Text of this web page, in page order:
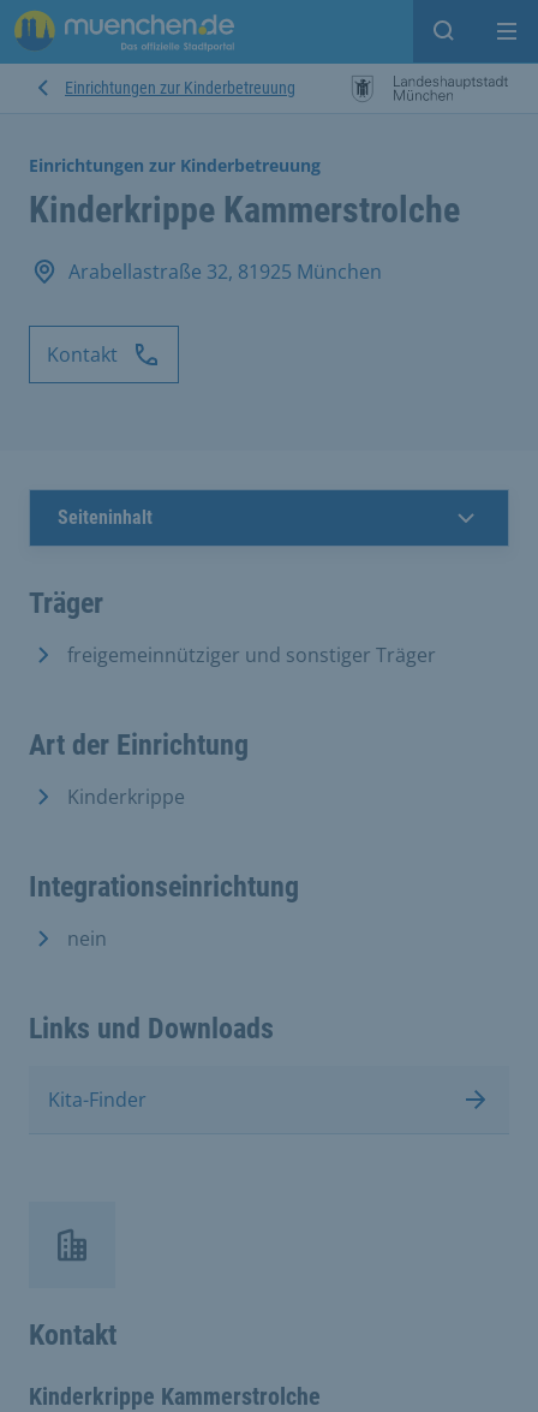
Suche
Einrichtungen zur Kinderbetreuung
Einrichtungen zur Kinderbetreuung
Kinderkrippe Kammerstrolche
Arabellastraße 32, 81925 München
Kontakt
Seiteninhalt
Träger
freigemeinnütziger und sonstiger Träger
Art der Einrichtung
Kinderkrippe
Integrationseinrichtung
nein
Links und Downloads
Kita-Finder
Kontakt
Kinderkrippe Kammerstrolche